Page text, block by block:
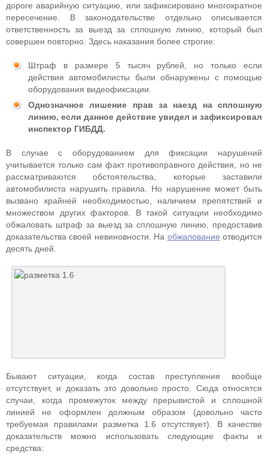
дороге аварийную ситуацию, или зафиксировано многократное
пересечение. В законодательстве отдельно описывается
ответственность за выезд за сплошную линию, который был
совершен повторно. Здесь наказания более строгие:
Штраф в размере 5 тысяч рублей, но только если
действия автомобилисты были обнаружены с помощью
оборудования видеофиксации.
Однозначное лишение прав за наезд на сплошную
линию, если данное действие увидел и зафиксировал
инспектор ГИБДД.
В случае с оборудованием для фиксации нарушений
учитывается только сам факт противоправного действия, но не
рассматриваются обстоятельства, которые заставили
автомобилиста нарушить правила. Но нарушение может быть
вызвано крайней необходимостью, наличием препятствий и
множеством других факторов. В такой ситуации необходимо
обжаловать штраф за выезд за сплошную линию, предоставив
доказательства своей невиновности. На обжалование отводится
десять дней.
Бывают ситуации, когда состав преступления вообще
отсутствует, и доказать это довольно просто. Сюда относятся
случаи, когда промежуток между прерывистой и сплошной
линией не оформлен должным образом (довольно часто
требуемая правилами разметка 1.6 отсутствует). В качестве
доказательств можно использовать следующие факты и
средства: